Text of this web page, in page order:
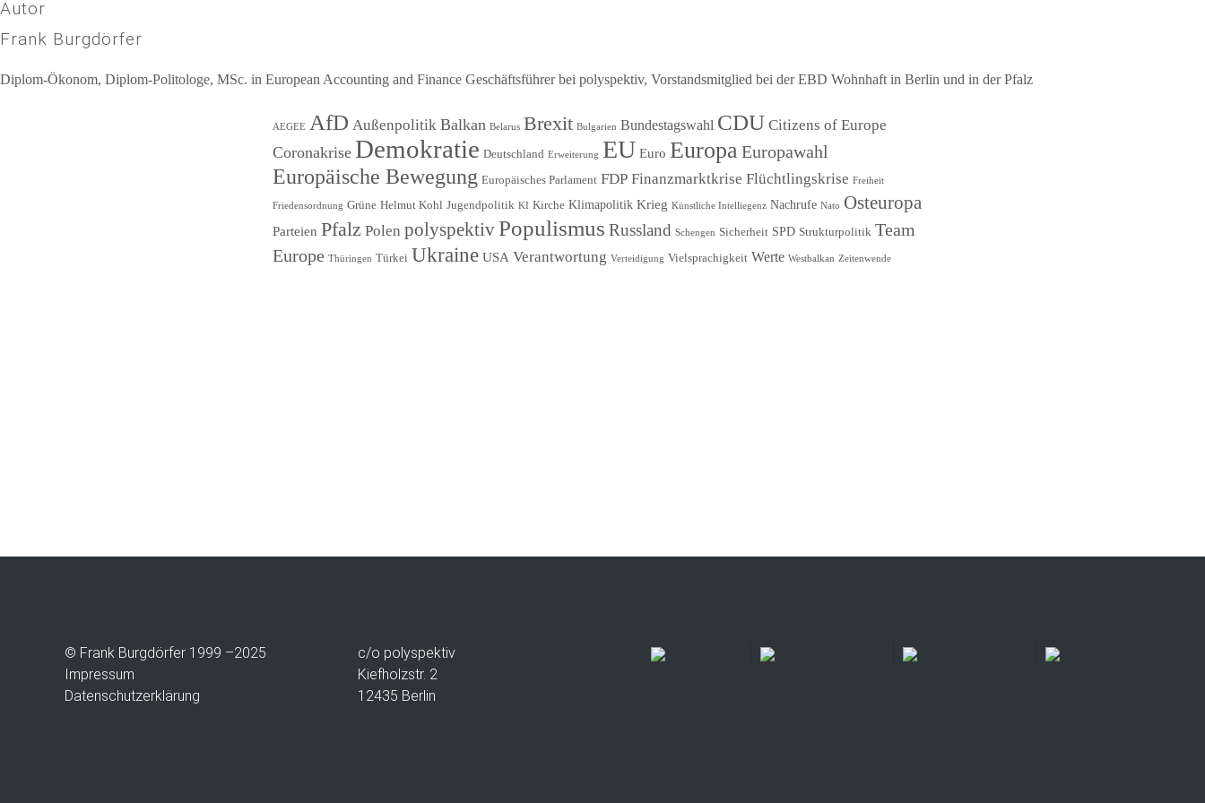
Autor
Frank Burgdörfer
Diplom-Ökonom, Diplom-Politologe, MSc. in European Accounting and Finance Geschäftsführer bei polyspektiv, Vorstandsmitglied bei der EBD Wohnhaft in Berlin und in der Pfalz
AEGEE AfD Außenpolitik Balkan Belarus Brexit Bulgarien Bundestagswahl CDU Citizens of Europe
Coronakrise Demokratie Deutschland Erweiterung EU Euro Europa Europawahl
Europäische Bewegung Europäisches Parlament FDP Finanzmarktkrise Flüchtlingskrise Freiheit
Friedensordnung Grüne Helmut Kohl Jugendpolitik KI Kirche Klimapolitik Krieg Künstliche Intelliegenz Nachrufe Nato Osteuropa
Parteien Pfalz Polen polyspektivPopulismus Russland Schengen Sicherheit SPD Strukturpolitik Team
Europe Thüringen Türkei Ukraine USA Verantwortung Verteidigung Vielsprachigkeit Werte Westbalkan Zeitenwende
© Frank Burgdörfer 1999 –2025
Impressum
Datenschutzerklärung
c/o polyspektiv
Kiefholzstr. 2
12435 Berlin